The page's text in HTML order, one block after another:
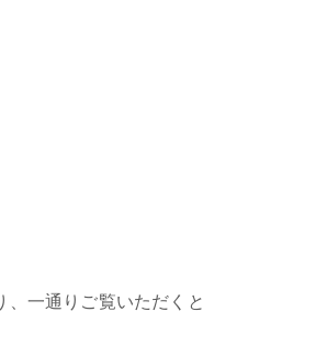
一通りご覧いただくと